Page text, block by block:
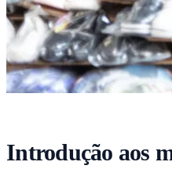
Introdução aos